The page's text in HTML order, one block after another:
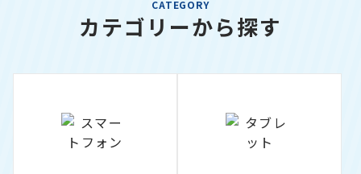
CATEGORY
カテゴリーから探す